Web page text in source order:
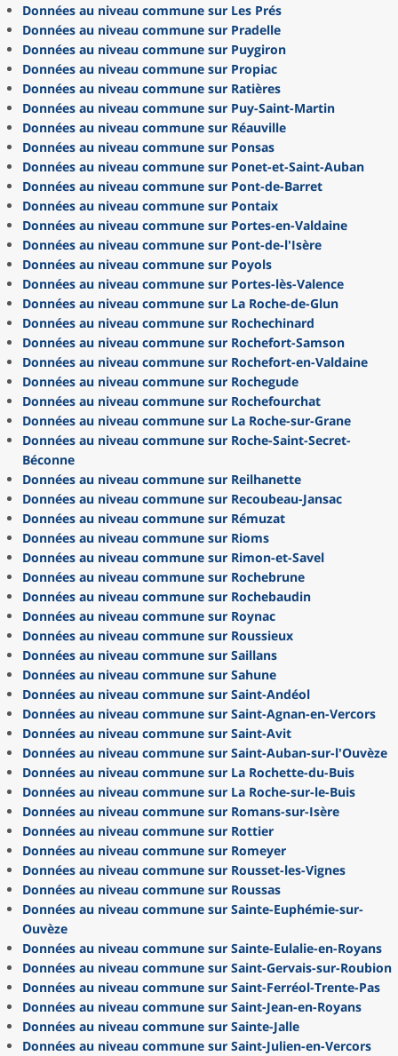
Données au niveau commune sur Les Prés
Données au niveau commune sur Pradelle
Données au niveau commune sur Puygiron
Données au niveau commune sur Propiac
Données au niveau commune sur Ratières
Données au niveau commune sur Puy-Saint-Martin
Données au niveau commune sur Réauville
Données au niveau commune sur Ponsas
Données au niveau commune sur Ponet-et-Saint-Auban
Données au niveau commune sur Pont-de-Barret
Données au niveau commune sur Pontaix
Données au niveau commune sur Portes-en-Valdaine
Données au niveau commune sur Pont-de-l'Isère
Données au niveau commune sur Poyols
Données au niveau commune sur Portes-lès-Valence
Données au niveau commune sur La Roche-de-Glun
Données au niveau commune sur Rochechinard
Données au niveau commune sur Rochefort-Samson
Données au niveau commune sur Rochefort-en-Valdaine
Données au niveau commune sur Rochegude
Données au niveau commune sur Rochefourchat
Données au niveau commune sur La Roche-sur-Grane
Données au niveau commune sur Roche-Saint-Secret-
Béconne
Données au niveau commune sur Reilhanette
Données au niveau commune sur Recoubeau-Jansac
Données au niveau commune sur Rémuzat
Données au niveau commune sur Rioms
Données au niveau commune sur Rimon-et-Savel
Données au niveau commune sur Rochebrune
Données au niveau commune sur Rochebaudin
Données au niveau commune sur Roynac
Données au niveau commune sur Roussieux
Données au niveau commune sur Saillans
Données au niveau commune sur Sahune
Données au niveau commune sur Saint-Andéol
Données au niveau commune sur Saint-Agnan-en-Vercors
Données au niveau commune sur Saint-Avit
Données au niveau commune sur Saint-Auban-sur-l'Ouvèze
Données au niveau commune sur La Rochette-du-Buis
Données au niveau commune sur La Roche-sur-le-Buis
Données au niveau commune sur Romans-sur-Isère
Données au niveau commune sur Rottier
Données au niveau commune sur Romeyer
Données au niveau commune sur Rousset-les-Vignes
Données au niveau commune sur Roussas
Données au niveau commune sur Sainte-Euphémie-sur-
Ouvèze
Données au niveau commune sur Sainte-Eulalie-en-Royans
Données au niveau commune sur Saint-Gervais-sur-Roubion
Données au niveau commune sur Saint-Ferréol-Trente-Pas
Données au niveau commune sur Saint-Jean-en-Royans
Données au niveau commune sur Sainte-Jalle
Données au niveau commune sur Saint-Julien-en-Vercors